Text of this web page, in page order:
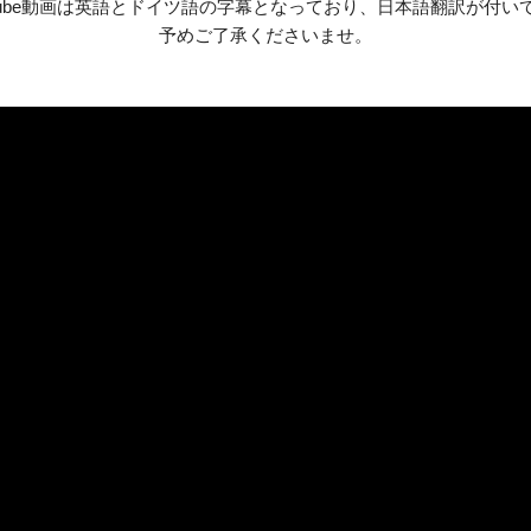
動画は英語とドイツ語の字幕となっており、日本語翻訳が付い
予めご了承くださいませ。